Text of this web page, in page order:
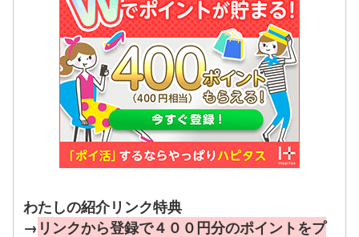
わたしの紹介リンク特典
→ リンクから登録で４００円分のポイントをプ